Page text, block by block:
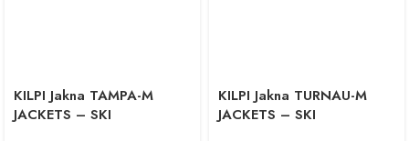
KILPI Jakna TAMPA-M
JACKETS – SKI
KILPI Jakna TURNAU-M
JACKETS – SKI